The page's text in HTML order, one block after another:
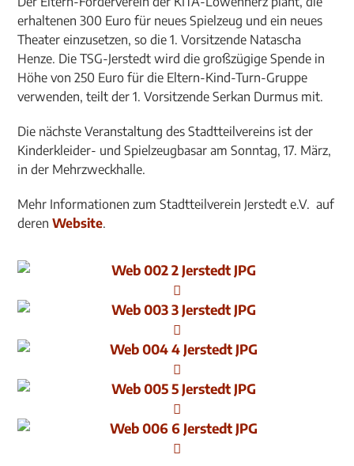
erhaltenen 300 Euro für neues Spielzeug und ein neues
Theater einzusetzen, so die 1. Vorsitzende Natascha
Henze. Die TSG-Jerstedt wird die großzügige Spende in
Höhe von 250 Euro für die Eltern-Kind-Turn-Gruppe
verwenden, teilt der 1. Vorsitzende Serkan Durmus mit.
Die nächste Veranstaltung des Stadtteilvereins ist der
Kinderkleider- und Spielzeugbasar am Sonntag, 17. März,
in der Mehrzweckhalle.
Mehr Informationen zum Stadtteilverein Jerstedt e.V. auf
derenWebsite.